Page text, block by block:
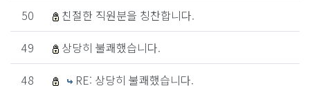
50
친절한 직원분을 칭찬합니다.
49
상당히 불쾌했습니다.
48
RE: 상당히 불쾌했습니다.